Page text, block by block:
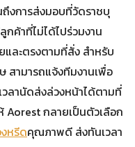
งการส่งมอบที่วัดราชบุ
ค้าที่ไม่ได้ไปร่วมงาน
และตรงตามที่สั่ง สำหรับ
สามารถแจ้งทีมงานเพื่อ
ลานัดส่งล่วงหน้าได้ตามที่
Aorest กลายเป็นตัวเลือก
หรีดคุณภาพดี ส่งทันเวลา